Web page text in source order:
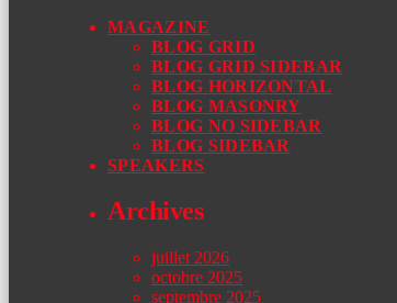
MAGAZINE
BLOG GRID
BLOG GRID SIDEBAR
BLOG HORIZONTAL
BLOG MASONRY
BLOG NO SIDEBAR
BLOG SIDEBAR
SPEAKERS
Archives
juillet 2026
octobre 2025
septembre 2025